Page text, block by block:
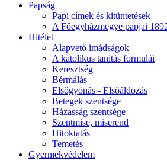
Papság
Papi címek és kitüntetések
A Főegyházmegye papjai
Hitélet
Alapvető imádságok
A katolikus tanítás formulái
Keresztség
Bérmálás
Elsőgyónás - Elsőáldozás
Betegek szentsége
Házasság szentsége
Szentmise, miserend
Hitoktatás
Temetés
Gyermekvédelem